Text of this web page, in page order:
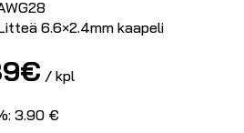
6.6×2.4mm kaapeli
€ / kpl
3.90 €